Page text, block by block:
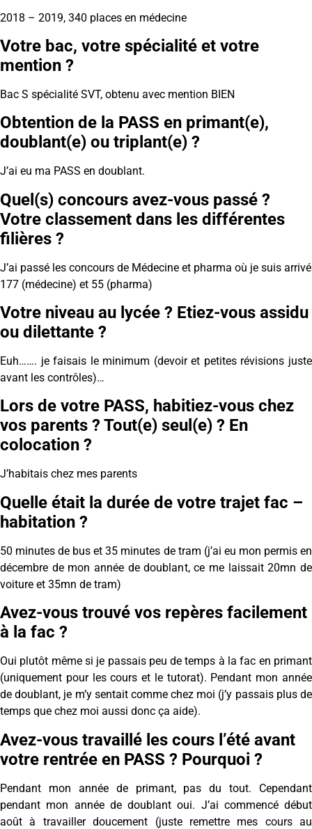
2018 – 2019, 340 places en médecine
Votre bac, votre spécialité et votre
mention ?
Bac S spécialité SVT, obtenu avec mention BIEN
Obtention de la PASS en primant(e),
doublant(e) ou triplant(e) ?
J’ai eu ma PASS en doublant.
Quel(s) concours avez-vous passé ?
Votre classement dans les différentes
filières ?
J’ai passé les concours de Médecine et pharma où je suis arrivé
177 (médecine) et 55 (pharma)
Votre niveau au lycée ? Etiez-vous assidu
ou dilettante ?
Euh……. je faisais le minimum (devoir et petites révisions juste
avant les contrôles)…
Lors de votre PASS, habitiez-vous chez
vos parents ? Tout(e) seul(e) ? En
colocation ?
J’habitais chez mes parents
Quelle était la durée de votre trajet fac –
habitation ?
50 minutes de bus et 35 minutes de tram (j’ai eu mon permis en
décembre de mon année de doublant, ce me laissait 20mn de
voiture et 35mn de tram)
Avez-vous trouvé vos repères facilement
à la fac ?
Oui plutôt même si je passais peu de temps à la fac en primant
(uniquement pour les cours et le tutorat). Pendant mon année
de doublant, je m’y sentait comme chez moi (j’y passais plus de
temps que chez moi aussi donc ça aide).
Avez-vous travaillé les cours l’été avant
votre rentrée en PASS ? Pourquoi ?
Pendant mon année de primant, pas du tout. Cependant
pendant mon année de doublant oui. J’ai commencé début
août à travailler doucement (juste remettre mes cours au